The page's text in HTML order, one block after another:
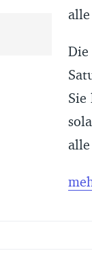
Sie